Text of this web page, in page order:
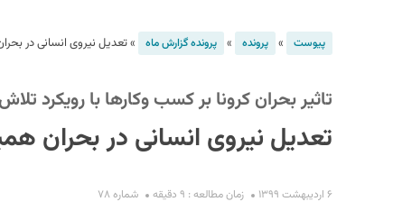
پیوست » پرونده » پرونده گزارش ماه »تعدیل نیروی انسانی در
تاثیر بحران کرونا بر کسب ‌وکارها با رویکرد
تعدیل نیروی انسانی در بحران
۶ اردیبهشت ۱۳۹۹ زمان مطالعه : ۹ دقیقه شماره ۷۸